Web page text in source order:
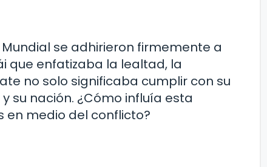
se adhirieron firmemente a
que enfatizaba la lealtad, la
no solo significaba cumplir con su
su nación. ¿Cómo influía esta
medio del conflicto?